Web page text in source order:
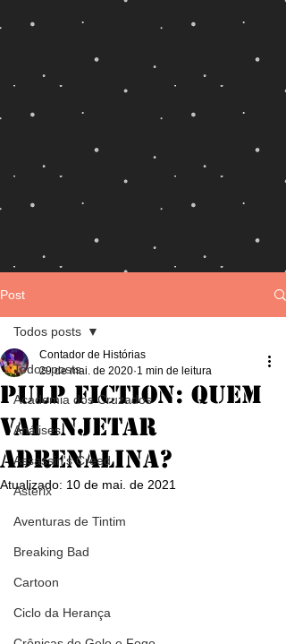
Post
Todos posts
Academia dos Cruzados
Análises
Assassin's Creed
Asterix
Aventuras de Tintim
Breaking Bad
Cartoon
Ciclo da Herança
Todos posts
Pulp Fiction: Quem
vai injetar
adrenalina?
Contador de Histórias
29 de mai. de 2020 1 min de leitura
Atualizado: 10 de mai. de 2021